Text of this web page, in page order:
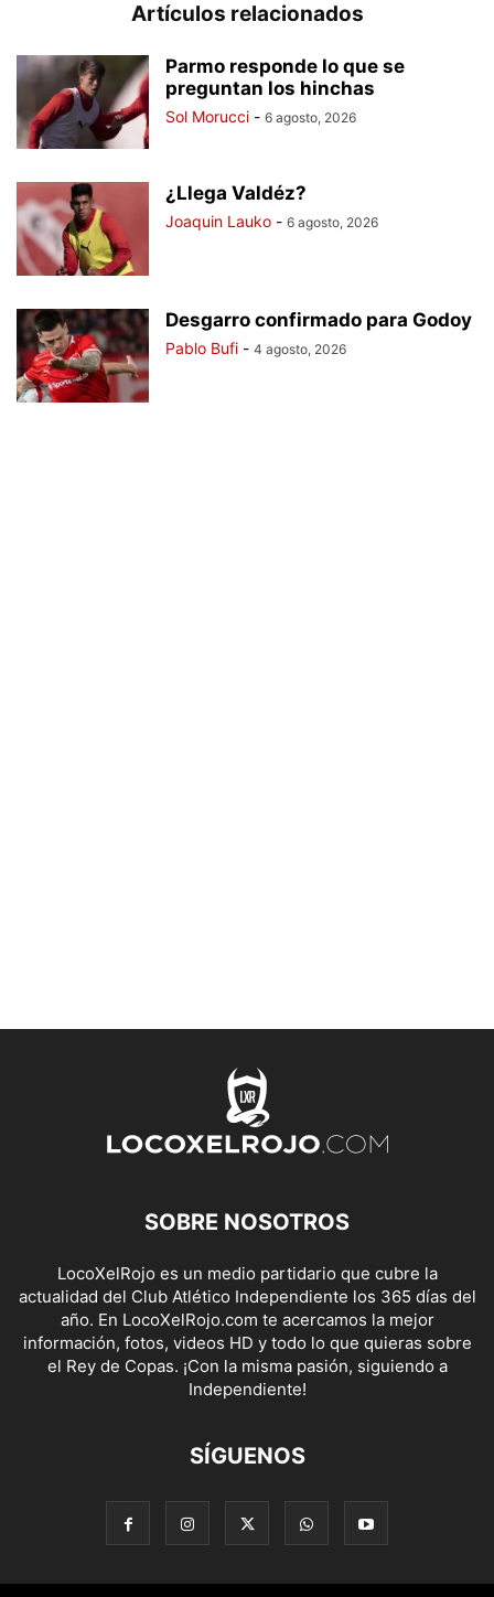
Artículos relacionados
Parmo responde lo que se
preguntan los hinchas
Sol Morucci - 6 agosto, 2026
¿Llega Valdéz?
Joaquin Lauko - 6 agosto, 2026
Desgarro confirmado para Godoy
Pablo Bufi - 4 agosto, 2026
SOBRE NOSOTROS
LocoXelRojo es un medio partidario que cubre la
actualidad del Club Atlético Independiente los 365 días del
año. En LocoXelRojo.com te acercamos la mejor
información, fotos, videos HD y todo lo que quieras sobre
el Rey de Copas. ¡Con la misma pasión, siguiendo a
Independiente!
SÍGUENOS